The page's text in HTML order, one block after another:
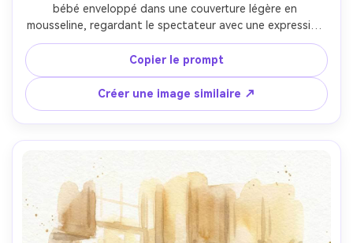
bébé enveloppé dans une couverture légère en
mousseline, regardant le spectateur avec une expression
curieuse et douce, palette neutre chaude, bords doux,
peu d’encombrement, travail délicat du pinceau pour cils
et lèvres, grain du papier texturé, ressenti intime de
souvenir, objectif 85mm, faible profondeur de champ --ar
4:5
Copier le prompt
Créer une image similaire ↗